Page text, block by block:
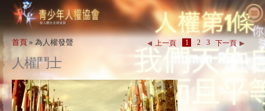
關於我們
什麼是青少年人權協會（YHR）？
我們的目的
國際青少年人權協會歷史
主管職員
什麼是人權
人權定義
人權的背景
《世界人權宣言》
教育人士
歡迎
教育套組細節
採取行動
一同參與
為人權發聲
首頁 » 為人權發聲 上一頁 1 2 3 下一頁
人權鬥士